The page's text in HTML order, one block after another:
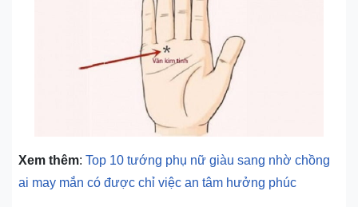
Xem thêm: Top 10 tướng phụ nữ giàu sang nhờ chồng
ai may mắn có được chỉ việc an tâm hưởng phúc